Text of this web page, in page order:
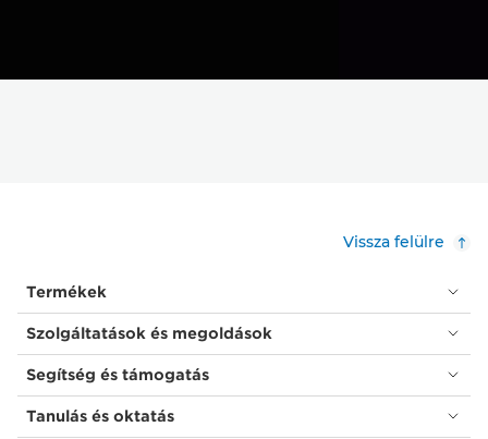
Vissza felülre
Termékek
Szolgáltatások és megoldások
Segítség és támogatás
Tanulás és oktatás